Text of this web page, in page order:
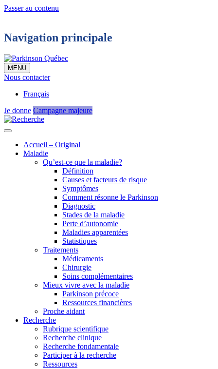
Passer au contenu
Navigation principale
MENU
Nous contacter
Français
Je donne Campagne majeure
Accueil – Original
Maladie
Qu’est-ce que la maladie?
Définition
Causes et facteurs de risque
Symptômes
Comment résonne le Parkinson
Diagnostic
Stades de la maladie
Perte d’autonomie
Maladies apparentées
Statistiques
Traitements
Médicaments
Chirurgie
Soins complémentaires
Mieux vivre avec la maladie
Parkinson précoce
Ressources financières
Proche aidant
Recherche
Rubrique scientifique
Recherche clinique
Recherche fondamentale
Participer à la recherche
Ressources